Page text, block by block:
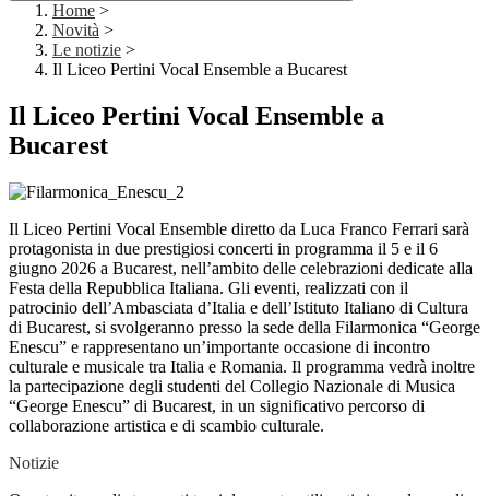
Home >
Novità >
Le notizie >
Il Liceo Pertini Vocal Ensemble a Bucarest
Il Liceo Pertini Vocal Ensemble a
Bucarest
Il Liceo Pertini Vocal Ensemble diretto da Luca Franco Ferrari sarà
protagonista in due prestigiosi concerti in programma il 5 e il 6
giugno 2026 a Bucarest, nell’ambito delle celebrazioni dedicate alla
Festa della Repubblica Italiana. Gli eventi, realizzati con il
patrocinio dell’Ambasciata d’Italia e dell’Istituto Italiano di Cultura
di Bucarest, si svolgeranno presso la sede della Filarmonica “George
Enescu” e rappresentano un’importante occasione di incontro
culturale e musicale tra Italia e Romania. Il programma vedrà inoltre
la partecipazione degli studenti del Collegio Nazionale di Musica
“George Enescu” di Bucarest, in un significativo percorso di
collaborazione artistica e di scambio culturale.
Notizie